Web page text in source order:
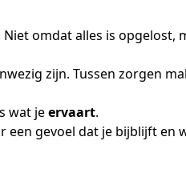
omdat alles is opgelost,
zijn. Tussen zorgen
wat jeervaart.
een gevoel dat je bijblijft en